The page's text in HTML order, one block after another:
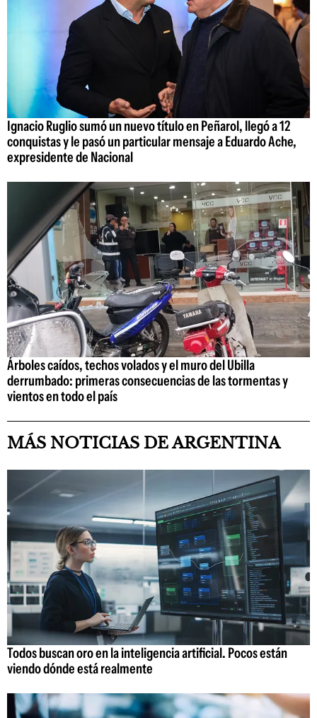
Ignacio Ruglio sumó un nuevo título en Peñarol, llegó a 12
conquistas y le pasó un particular mensaje a Eduardo Ache,
expresidente de Nacional
Árboles caídos, techos volados y el muro del Ubilla
derrumbado: primeras consecuencias de las tormentas y
vientos en todo el país
MÁS NOTICIAS DE ARGENTINA
Todos buscan oro en la inteligencia artificial. Pocos están
viendo dónde está realmente